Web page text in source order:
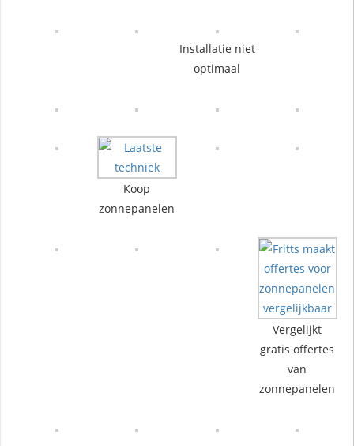
Installatie niet
optimaal
Koop
zonnepanelen
Vergelijkt
gratis offertes
van
zonnepanelen